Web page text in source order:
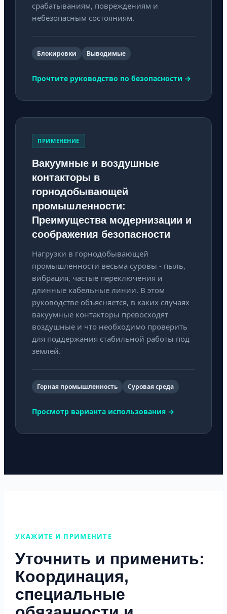
срабатываниям, повреждениям и
небезопасным состояниям.
Блокировки Выводимые
Прочтите руководство по безопасности →
ПРИМЕНЕНИЕ
Вакуумные и воздушные
контакторы в
горнодобывающей
промышленности:
Преимущества модернизации и
соображения безопасности
Нагрузки в горнодобывающей
промышленности весьма суровы - пыль,
вибрация, частые переключения и
длинные кабельные линии. В этом
руководстве объясняется, в каких случаях
вакуумные контакторы превосходят
воздушные и что необходимо проверить
для поддержания стабильной работы под
землей.
Горная промышленность Суровая среда
Просмотр варианта использования →
УКАЖИТЕ И ПРИМЕНИТЕ
Уточнить и применить:
Координация,
специальные